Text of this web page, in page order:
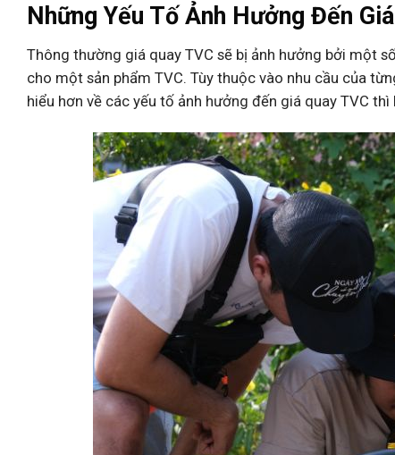
Những Yếu Tố Ảnh Hưởng Đến
Thông thường giá quay TVC sẽ bị ảnh hưởng bởi một
cho một sản phẩm TVC. Tùy thuộc vào nhu cầu của
hiểu hơn về các yếu tố ảnh hưởng đến giá quay TVC